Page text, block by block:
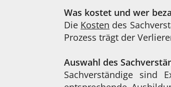
Was kostet und wer
Die Kosten des
Prozess trägt der
Auswahl des
Sachverständige sind